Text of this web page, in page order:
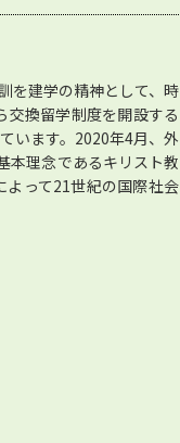
を建学の精神として、時
交換留学制度を開設する
います。2020年4月、外
本理念であるキリスト教
って21世紀の国際社会